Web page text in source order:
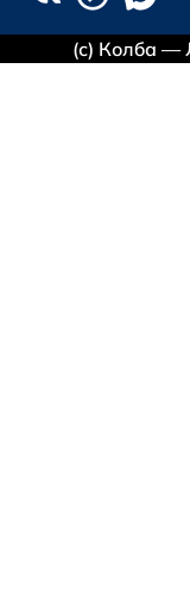
(с) Колба —